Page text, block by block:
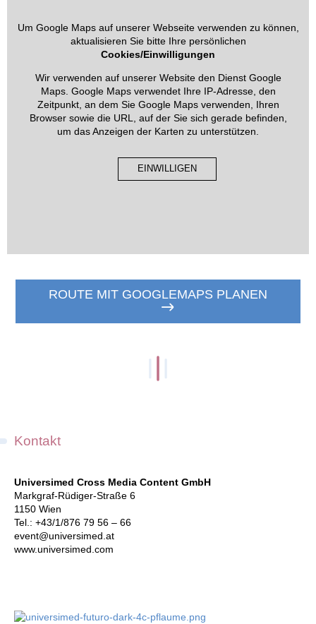
Um Google Maps auf unserer Webseite verwenden zu können,
aktualisieren Sie bitte Ihre persönlichen
Cookies/Einwilligungen
Wir verwenden auf unserer Website den Dienst Google
Maps. Google Maps verwendet Ihre IP-Adresse, den
Zeitpunkt, an dem Sie Google Maps verwenden, Ihren
Browser sowie die URL, auf der Sie sich gerade befinden,
um das Anzeigen der Karten zu unterstützen.
EINWILLIGEN
ROUTE MIT GOOGLEMAPS PLANEN
Kontakt
Universimed Cross Media Content GmbH
Markgraf-Rüdiger-Straße 6
1150 Wien
Tel.: +43/1/876 79 56 – 66
event@universimed.at
www.universimed.com